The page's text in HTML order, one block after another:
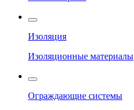
Изоляция
Изоляционные материалы
Ограждающие системы